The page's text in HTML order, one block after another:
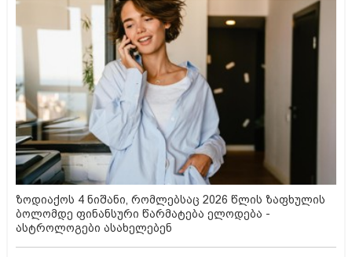
ზოდიაქოს 4 ნიშანი, რომლებსაც 2026 წლის ზაფხულის
ბოლომდე ფინანსური წარმატება ელოდება -
ასტროლოგები ასახელებენ